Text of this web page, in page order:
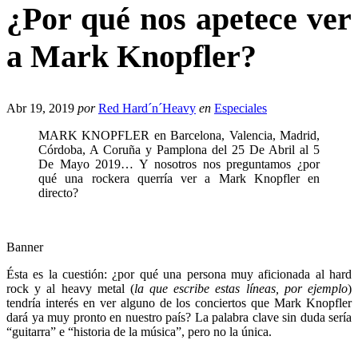
¿Por qué nos apetece ver
a Mark Knopfler?
Abr 19, 2019 por Red Hard´n´Heavy en Especiales
MARK KNOPFLER en Barcelona, Valencia, Madrid,
Córdoba, A Coruña y Pamplona del 25 De Abril al 5
De Mayo 2019… Y nosotros nos preguntamos ¿por
qué una rockera querría ver a Mark Knopfler en
directo?
Banner
Ésta es la cuestión: ¿por qué una persona muy aficionada al hard
rock y al heavy metal (la que escribe estas líneas, por ejemplo)
tendría interés en ver alguno de los conciertos que Mark Knopfler
dará ya muy pronto en nuestro país? La palabra clave sin duda sería
“guitarra” e “historia de la música”, pero no la única.